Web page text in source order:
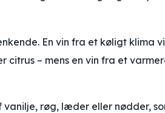
En vin fra et køligt klima
citrus – mens en vin fra et
røg, læder eller nødder,